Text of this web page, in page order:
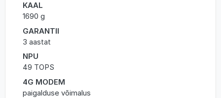
KAAL
1690 g
GARANTII
3 aastat
NPU
49 TOPS
4G MODEM
paigalduse võimalus